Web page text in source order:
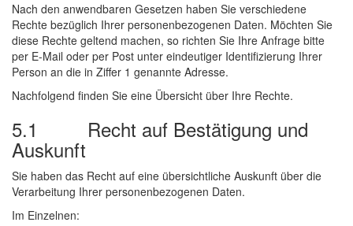
Nach den anwendbaren Gesetzen haben Sie verschiedene
Rechte bezüglich Ihrer personenbezogenen Daten. Möchten Sie
diese Rechte geltend machen, so richten Sie Ihre Anfrage bitte
per E-Mail oder per Post unter eindeutiger Identifizierung Ihrer
Person an die in Ziffer 1 genannte Adresse.
Nachfolgend finden Sie eine Übersicht über Ihre Rechte.
5.1 Recht auf Bestätigung und
Auskunft
Sie haben das Recht auf eine übersichtliche Auskunft über die
Verarbeitung Ihrer personenbezogenen Daten.
Im Einzelnen: